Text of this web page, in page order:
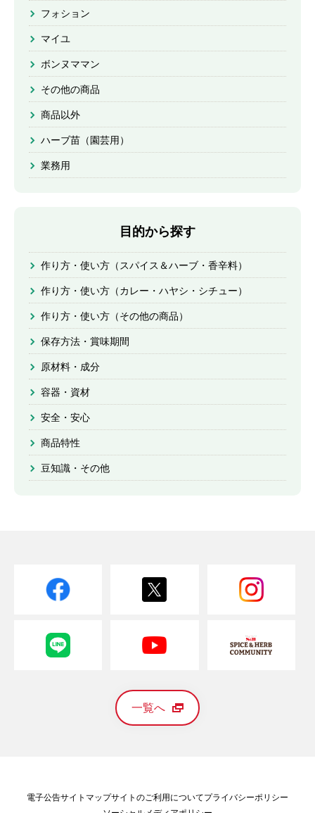
フォション
マイユ
ボンヌママン
その他の商品
商品以外
ハーブ苗（園芸用）
業務用
目的から探す
作り方・使い方（スパイス＆ハーブ・香辛料）
作り方・使い方（カレー・ハヤシ・シチュー）
作り方・使い方（その他の商品）
保存方法・賞味期間
原材料・成分
容器・資材
安全・安心
商品特性
豆知識・その他
一覧へ
電子公告サイトマップサイトのご利用についてプライバシーポリシー